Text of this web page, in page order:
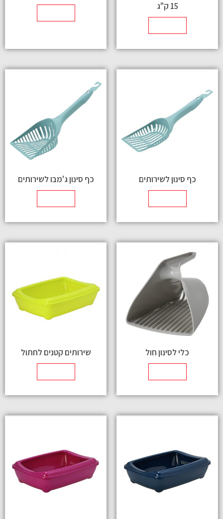
15 ק"ג
כף סינון לשירותים כף סינון ג'מבו לשירותים
כלי לסינון חול שירותים קטנים לחתול